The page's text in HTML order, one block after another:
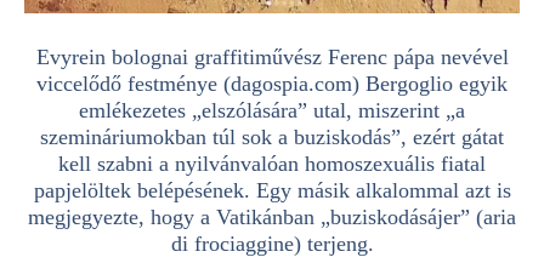
Evyrein bolognai graffitiművész Ferenc pápa nevével
viccelődő festménye (dagospia.com) Bergoglio egyik
emlékezetes „elszólására” utal, miszerint „a
szemináriumokban túl sok a buziskodás”, ezért gátat
kell szabni a nyilvánvalóan homoszexuális fiatal
papjelöltek belépésének. Egy másik alkalommal azt is
megjegyezte, hogy a Vatikánban „buziskodásájer” (aria
di frociaggine) terjeng.